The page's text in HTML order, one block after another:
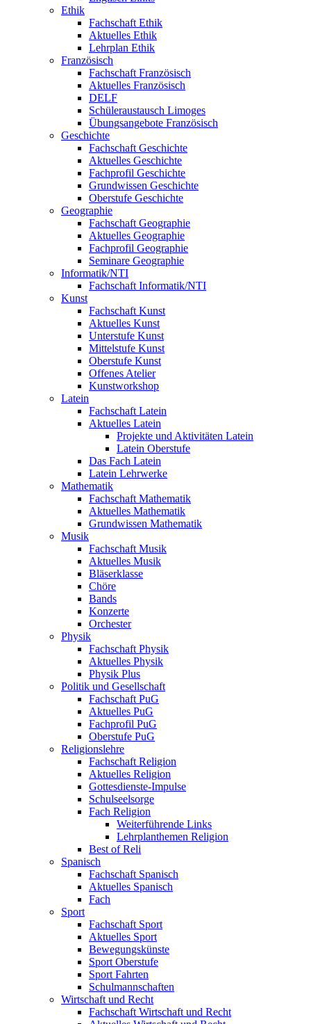
Ethik
Fachschaft Ethik
Aktuelles Ethik
Lehrplan Ethik
Französisch
Fachschaft Französisch
Aktuelles Französisch
DELF
Schüleraustausch Limoges
Übungsangebote Französisch
Geschichte
Fachschaft Geschichte
Aktuelles Geschichte
Fachprofil Geschichte
Grundwissen Geschichte
Oberstufe Geschichte
Geographie
Fachschaft Geographie
Aktuelles Geographie
Fachprofil Geographie
Seminare Geographie
Informatik/NTI
Fachschaft Informatik/NTI
Kunst
Fachschaft Kunst
Aktuelles Kunst
Unterstufe Kunst
Mittelstufe Kunst
Oberstufe Kunst
Offenes Atelier
Kunstworkshop
Latein
Fachschaft Latein
Aktuelles Latein
Projekte und Aktivitäten Latein
Latein Oberstufe
Das Fach Latein
Latein Lehrwerke
Mathematik
Fachschaft Mathematik
Aktuelles Mathematik
Grundwissen Mathematik
Musik
Fachschaft Musik
Aktuelles Musik
Bläserklasse
Chöre
Bands
Konzerte
Orchester
Physik
Fachschaft Physik
Aktuelles Physik
Physik Plus
Politik und Gesellschaft
Fachschaft PuG
Aktuelles PuG
Fachprofil PuG
Oberstufe PuG
Religionslehre
Fachschaft Religion
Aktuelles Religion
Gottesdienste-Impulse
Schulseelsorge
Fach Religion
Weiterführende Links
Lehrplanthemen Religion
Best of Reli
Spanisch
Fachschaft Spanisch
Aktuelles Spanisch
Fach
Sport
Fachschaft Sport
Aktuelles Sport
Bewegungskünste
Sport Oberstufe
Sport Fahrten
Schulmannschaften
Wirtschaft und Recht
Fachschaft Wirtschaft und Recht